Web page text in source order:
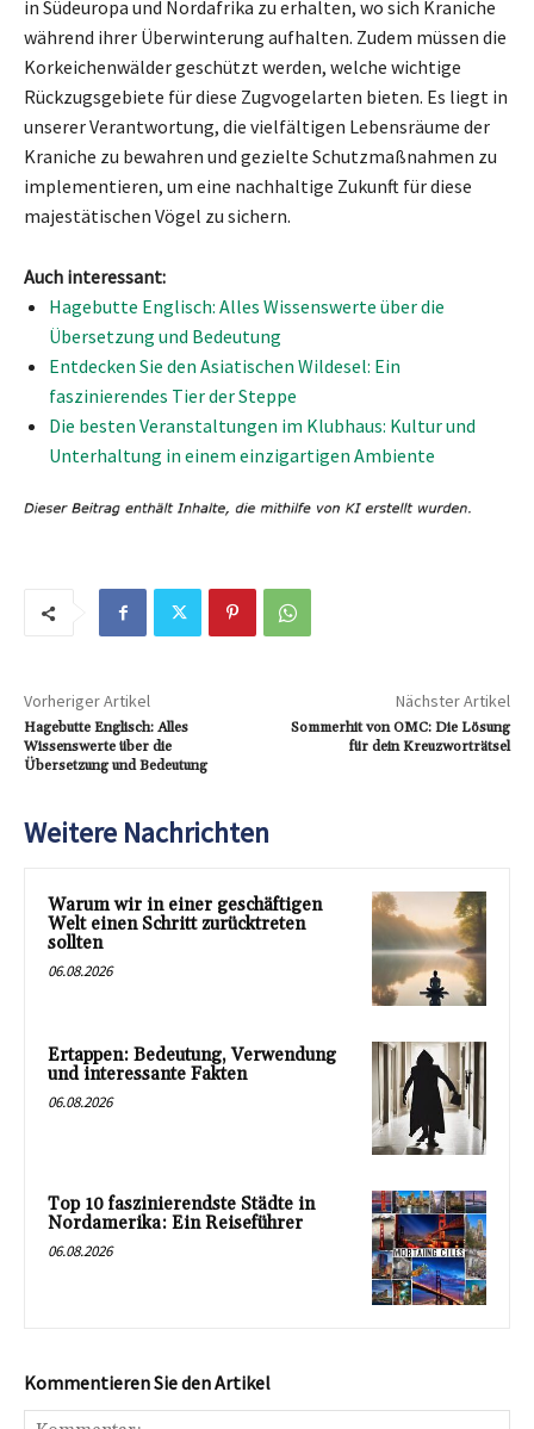
in Südeuropa und Nordafrika zu erhalten, wo sich Kraniche
während ihrer Überwinterung aufhalten. Zudem müssen die
Korkeichenwälder geschützt werden, welche wichtige
Rückzugsgebiete für diese Zugvogelarten bieten. Es liegt in
unserer Verantwortung, die vielfältigen Lebensräume der
Kraniche zu bewahren und gezielte Schutzmaßnahmen zu
implementieren, um eine nachhaltige Zukunft für diese
majestätischen Vögel zu sichern.
Auch interessant:
Hagebutte Englisch: Alles Wissenswerte über die
Übersetzung und Bedeutung
Entdecken Sie den Asiatischen Wildesel: Ein
faszinierendes Tier der Steppe
Die besten Veranstaltungen im Klubhaus: Kultur und
Unterhaltung in einem einzigartigen Ambiente
Vorheriger Artikel
Hagebutte Englisch: Alles
Wissenswerte über die
Übersetzung und Bedeutung
Nächster Artikel
Sommerhit von OMC: Die Lösung
für dein Kreuzworträtsel
Weitere Nachrichten
Warum wir in einer geschäftigen
Welt einen Schritt zurücktreten
sollten
06.08.2026
Ertappen: Bedeutung, Verwendung
und interessante Fakten
06.08.2026
Top 10 faszinierendste Städte in
Nordamerika: Ein Reiseführer
06.08.2026
Kommentieren Sie den Artikel